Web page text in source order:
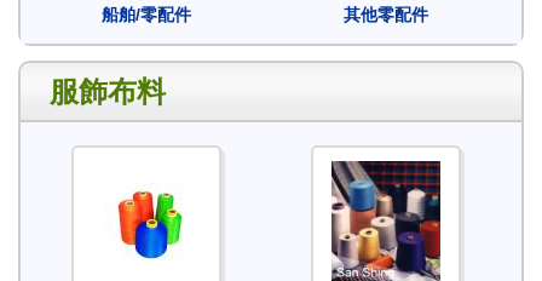
船舶/零配件 其他零配件
服飾布料